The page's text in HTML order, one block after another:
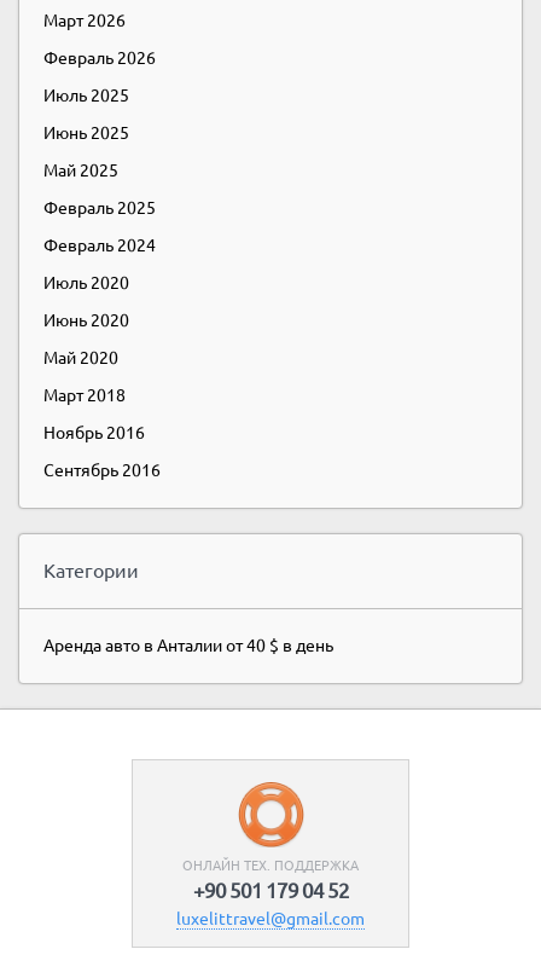
Март 2026
Февраль 2026
Июль 2025
Июнь 2025
Май 2025
Февраль 2025
Февраль 2024
Июль 2020
Июнь 2020
Май 2020
Март 2018
Ноябрь 2016
Сентябрь 2016
Категории
Аренда авто в Анталии от 40 $ в день
ОНЛАЙН ТЕХ. ПОДДЕРЖКА
+90 501 179 04 52
luxelittravel@gmail.com